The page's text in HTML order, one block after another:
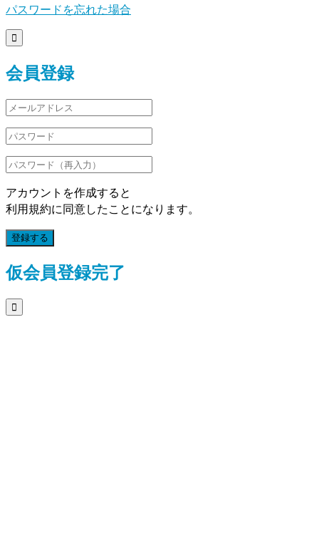
パスワードを忘れた場合

会員登録
アカウントを作成すると
利用規約に同意したことになります。
登録する
仮会員登録完了
